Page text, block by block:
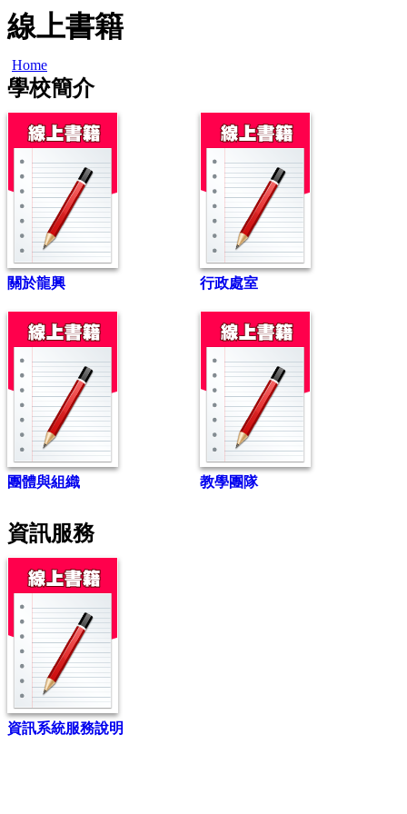
線上書籍
Home
學校簡介
關於龍興 行政處室
團體與組織 教學團隊
資訊服務
資訊系統服務說明